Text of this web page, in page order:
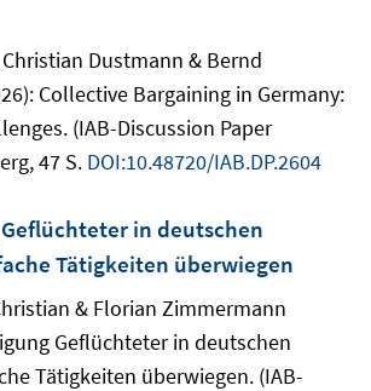
Dustmann & Bernd
Collective Bargaining in Germany:
(IAB-Discussion Paper
47 S. DOI:10.48720/IAB.DP.2604
in deutschen
Tätigkeiten überwiegen
& Florian Zimmermann
Geflüchteter in deutschen
Tätigkeiten überwiegen. (IAB-